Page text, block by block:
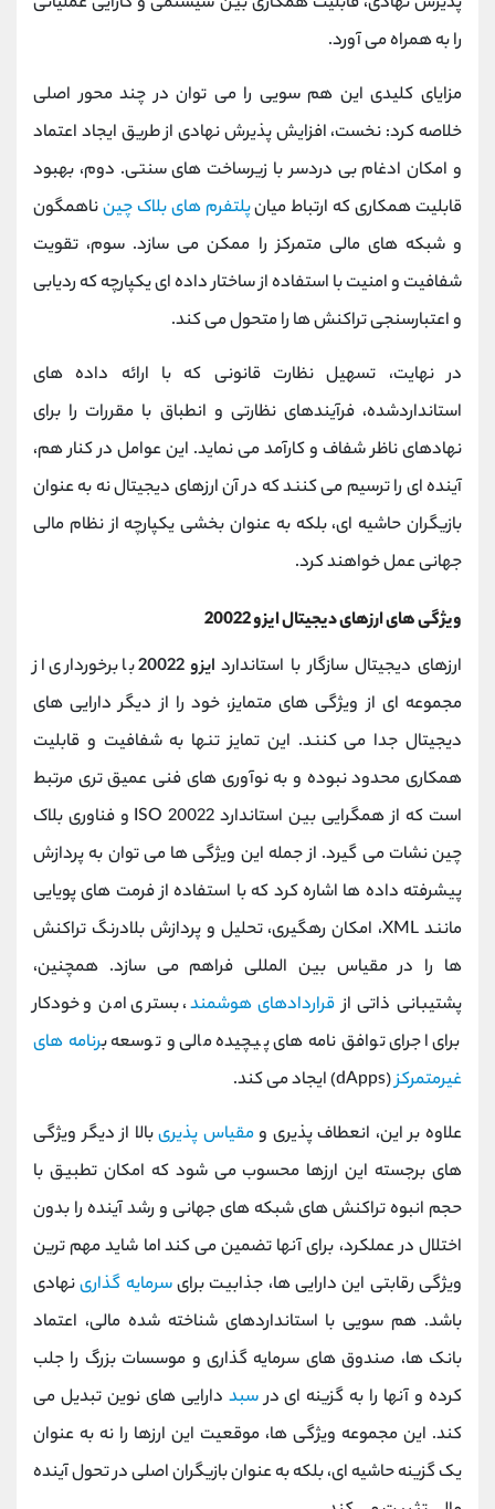
را به همراه می ‌آورد.
مزایای کلیدی این هم ‌سویی را می ‌توان در چند محور اصلی
خلاصه کرد: نخست، افزایش پذیرش نهادی از طریق ایجاد اعتماد
و امکان ادغام بی‌ دردسر با زیرساخت ‌های سنتی. دوم، بهبود
قابلیت همکاری که ارتباط میانپلتفرم ‌های بلاک ‌چینناهمگون
و شبکه ‌های مالی متمرکز را ممکن می ‌سازد. سوم، تقویت
شفافیت و امنیت با استفاده از ساختار داده ‌ای یکپارچه که ردیابی
و اعتبارسنجی تراکنش‌ ها را متحول می کند.
در نهایت، تسهیل نظارت قانونی که با ارائه داده ‌های
استانداردشده، فرآیندهای نظارتی و انطباق با مقررات را برای
نهادهای ناظر شفاف و کارآمد می ‌نماید. این عوامل در کنار هم،
آینده ‌ای را ترسیم می کنند که در آن ارزهای دیجیتال نه به عنوان
بازیگران حاشیه ‌ای، بلکه به عنوان بخشی یکپارچه از نظام مالی
جهانی عمل خواهند کرد.
ویژگی های ارزهای دیجیتال ایزو 20022
ارزهای دیجیتال سازگار با استاندارد ایزو 20022
با برخورداری از
مجموعه ‌ای از ویژگی ‌های متمایز، خود را از دیگر دارایی‌ های
دیجیتال جدا می کنند. این تمایز تنها به شفافیت و قابلیت
همکاری محدود نبوده و به نوآوری ‌های فنی عمیق ‌تری مرتبط
است که از همگرایی بین استاندارد ISO 20022 و فناوری بلاک‌
چین نشات می‌ گیرد. از جمله این ویژگی ‌ها می ‌توان به پردازش
پیشرفته داده‌ ها اشاره کرد که با استفاده از فرمت ‌های پویایی
مانند XML، امکان رهگیری، تحلیل و پردازش بلادرنگ تراکنش
‌ها را در مقیاس بین ‌المللی فراهم می ‌سازد. همچنین،
پشتیبانی ذاتی ازقراردادهای هوشمند، بستری امن و خودکار
برای اجرای توافق ‌نامه ‌های پیچیده مالی و توسعه برنامه ‌های
غیرمتمرکز(dApps) ایجاد می کند.
علاوه بر این، انعطاف ‌پذیری ومقیاس ‌پذیریبالا از دیگر ویژگی
‌های برجسته این ارزها محسوب می‌ شود که امکان تطبیق با
حجم انبوه تراکنش ‌های شبکه‌ های جهانی و رشد آینده را بدون
اختلال در عملکرد، برای آنها تضمین می کند اما شاید مهم ‌ترین
ویژگی رقابتی این دارایی ‌ها، جذابیت برایسرمایه ‌گذارینهادی
باشد. هم ‌سویی با استانداردهای شناخته ‌شده مالی، اعتماد
بانک ‌ها، صندوق‌ های سرمایه ‌گذاری و موسسات بزرگ را جلب
کرده و آنها را به گزینه ‌ای درسبد دارایی ‌های نوین تبدیل می
کند. این مجموعه ویژگی ‌ها، موقعیت این ارزها را نه به عنوان
یک گزینه حاشیه ‌ای، بلکه به عنوان بازیگران اصلی در تحول آینده